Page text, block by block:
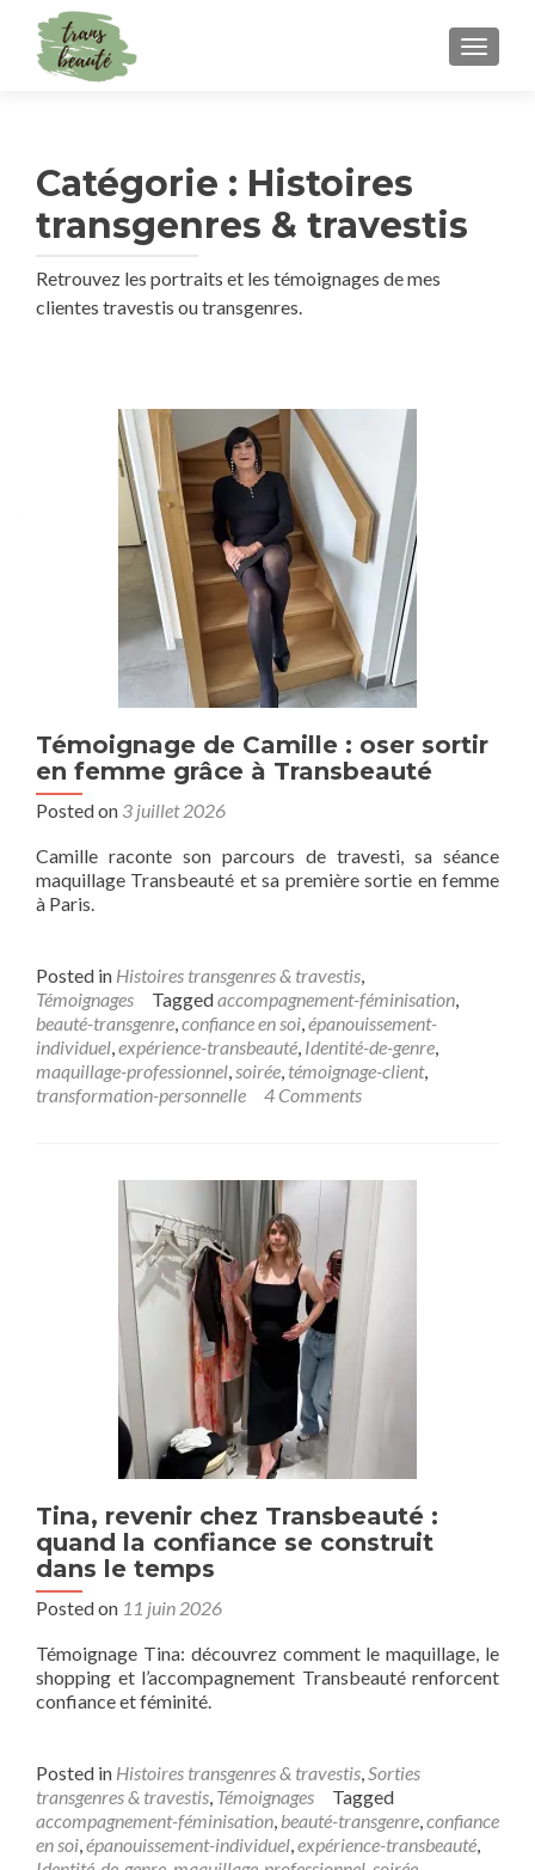
Catégorie : Histoires
transgenres & travestis
Retrouvez les portraits et les témoignages de mes
clientes travestis ou transgenres.
Témoignage de Camille : oser sortir
en femme grâce à Transbeauté
Posted on 3 juillet 2026
Camille raconte son parcours de travesti, sa séance
maquillage Transbeauté et sa première sortie en femme
à Paris.
Posted in Histoires transgenres & travestis,
Témoignages
Taggedaccompagnement-féminisation,
beauté-transgenre,confiance en soi,épanouissement-
individuel,expérience-transbeauté, Identité-de-genre,
maquillage-professionnel,soirée, témoignage-client,
transformation-personnelle
4 Comments
Tina, revenir chez Transbeauté :
quand la confiance se construit
dans le temps
Posted on 11 juin 2026
Témoignage Tina: découvrez comment le maquillage, le
shopping et l’accompagnement Transbeauté renforcent
confiance et féminité.
Posted in Histoires transgenres & travestis,Sorties
transgenres & travestis, Témoignages
Tagged
accompagnement-féminisation, beauté-transgenre,confiance
en soi,épanouissement-individuel,expérience-transbeauté,
Navigation
articles